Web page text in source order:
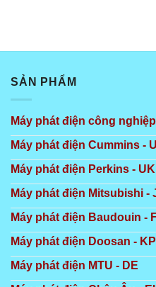
SẢN PHẨM
Máy phát điện công nghiệp
Máy phát điện Cummins -
Máy phát điện Perkins - UK
Máy phát điện Mitsubishi -
Máy phát điện Baudouin -
Máy phát điện Doosan - KP
Máy phát điện MTU - DE